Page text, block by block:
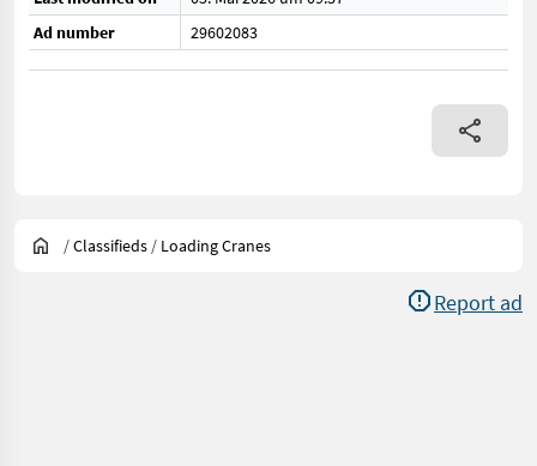
Ad number
29602083
/Classifieds / Loading Cranes
Report ad